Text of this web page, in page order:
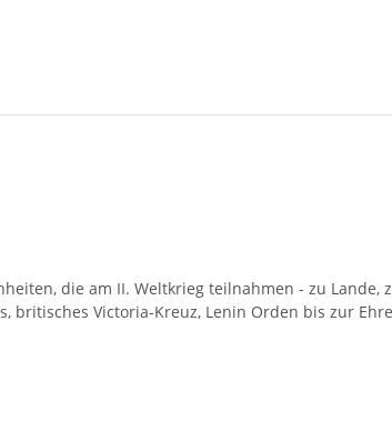
die am II. Weltkrieg teilnahmen - zu
britisches Victoria-Kreuz, Lenin Orden bis zur